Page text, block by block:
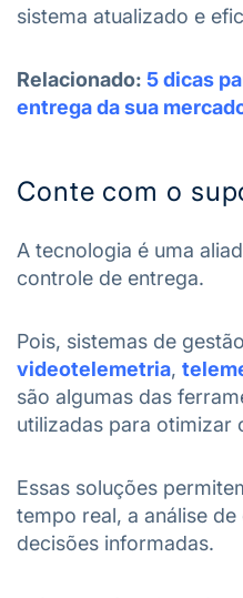
sistema atualizado e
Relacionado: 5 dicas
entrega da sua
Conte com o
A tecnologia é uma
controle de entrega.
Pois, sistemas de
videotelemetria,
são algumas das
utilizadas para otimizar
Essas soluções
tempo real, a análise
decisões informadas.